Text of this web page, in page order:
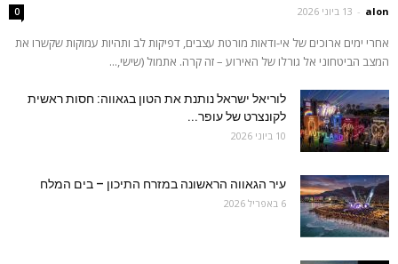
alon
- 13 ביוני 2026 0
אחרי ימים ארוכים של אי-ודאות מורטת עצבים, דפיקות לב ותהיות עמוקות שקשרו את
המצב הביטחוני אל גורלו של האירוע – זה קרה. אתמול (שישי,...
לוריאל ישראל נותנת את הטון בגאווה: חסות ראשית
לקונצרט של עופר...
10 ביוני 2026
עיר הגאווה הראשונה במזרח התיכון – בים המלח
6 באפריל 2026